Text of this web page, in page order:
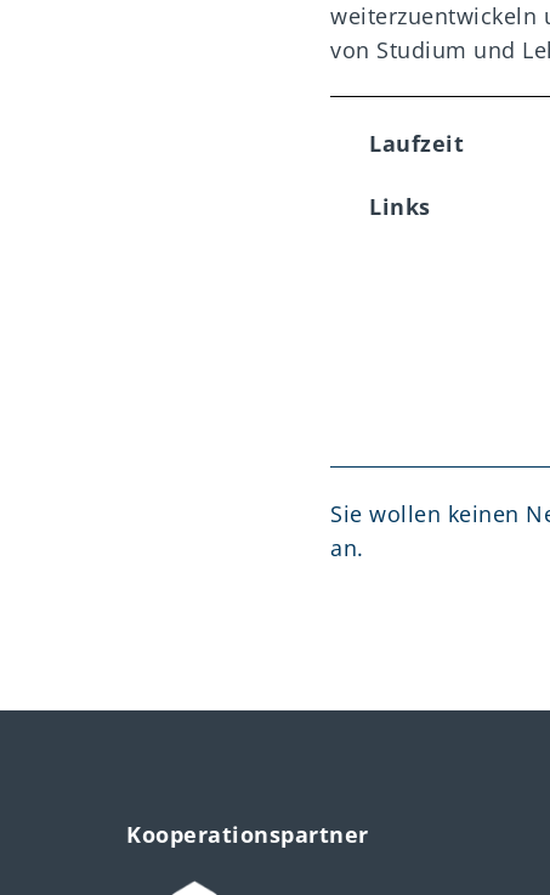
weiterzuentwickeln
von Studium und
Laufzeit
Links
Sie wollen keinen
an.
Kooperationspartner